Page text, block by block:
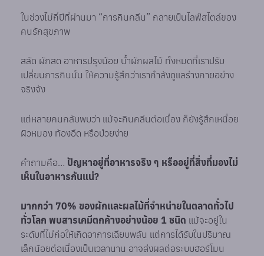
ในช่วงไม่กี่ปีที่ผ่านมา “การกินคลีน” กลายเป็นไลฟ์สไตล์ของ
คนรักสุขภาพ
สลัด ผักสด อาหารปรุงน้อย น้ำผักผลไม้ ทั้งหมดที่เราปรับ
เปลี่ยนการกินนั้น ให้ความรู้สึกว่าเรากำลังดูแลร่างกายอย่าง
จริงจัง
แต่หลายคนกลับพบว่า แม้จะกินคลีนต่อเนื่อง ก็ยังรู้สึกเหนื่อย
ผิวหมอง ท้องอืด หรือป่วยง่าย
คำถามคือ…ปัญหาอยู่ที่อาหารจริง ๆ หรืออยู่ที่สิ่งที่มองไม่
เห็นในอาหารกันแน่?
มากกว่า 70% ของผักและผลไม้ที่จำหน่ายในตลาดทั่วไป
ทั่วโลก พบสารเคมีตกค้างอย่างน้อย 1 ชนิด แม้จะอยู่ใน
ระดับที่ไม่ก่อให้เกิดอาการเฉียบพลัน แต่การได้รับในปริมาณ
เล็กน้อยต่อเนื่องเป็นเวลานาน อาจส่งผลต่อระบบฮอร์โมน